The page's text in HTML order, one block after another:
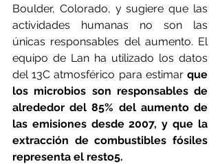
Boulder, Colorado, y sugiere que las
actividades humanas no son las
únicas responsables del aumento. El
equipo de Lan ha utilizado los datos
del 13C atmosférico para estimar que
los microbios son responsables de
alrededor del 85% del aumento de
las emisiones desde 2007, y que la
extracción de combustibles fósiles
representa el resto5.